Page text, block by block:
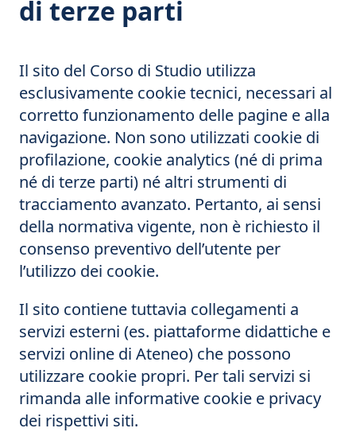
di terze parti
Il sito del Corso di Studio utilizza
esclusivamente cookie tecnici, necessari al
corretto funzionamento delle pagine e alla
navigazione. Non sono utilizzati cookie di
profilazione, cookie analytics (né di prima
né di terze parti) né altri strumenti di
tracciamento avanzato. Pertanto, ai sensi
della normativa vigente, non è richiesto il
consenso preventivo dell’utente per
l’utilizzo dei cookie.
Il sito contiene tuttavia collegamenti a
servizi esterni (es. piattaforme didattiche e
servizi online di Ateneo) che possono
utilizzare cookie propri. Per tali servizi si
rimanda alle informative cookie e privacy
dei rispettivi siti.